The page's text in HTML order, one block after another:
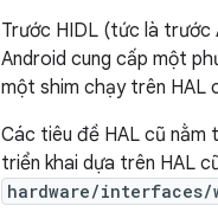
Trước HIDL (tức là trước
Android cung cấp một
một shim chạy trên HAL
Các tiêu đề HAL cũ nằm
triển khai dựa trên HAL
hardware/